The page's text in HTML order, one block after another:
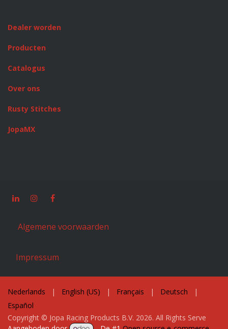
Dealer worden
Producten
Catalogus
Over ons
Rusty Stitches
JopaMX
Algemene voorwaarden
Impressum
Copyright © Jopa Racing Products B.V. 2026. All Rights Serve
Nederlands | English (US) | Français | Deutsch
|
Español